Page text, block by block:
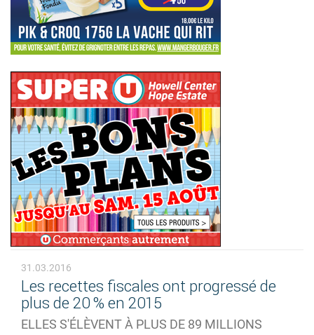
31.03.2016
Les recettes fiscales ont progressé de
plus de 20 % en 2015
ELLES S'ÉLÈVENT À PLUS DE 89 MILLIONS